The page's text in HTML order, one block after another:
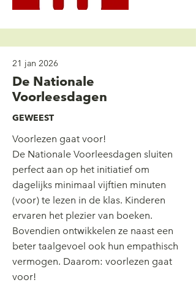
21 jan 2026
De Nationale
Voorleesdagen
GEWEEST
Voorlezen gaat voor!
De Nationale Voorleesdagen sluiten
perfect aan op het initiatief om
dagelijks minimaal vijftien minuten
(voor) te lezen in de klas. Kinderen
ervaren het plezier van boeken.
Bovendien ontwikkelen ze naast een
beter taalgevoel ook hun empathisch
vermogen. Daarom: voorlezen gaat
voor!